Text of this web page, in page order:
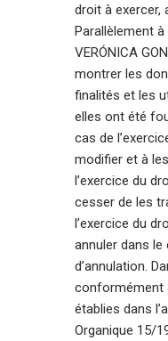
droit à exercer,
Parallèlement à
VERÓNICA
montrer les
finalités et les
elles ont été
cas de
modifier et à
l’exercice du
cesser de les
l’exercice du
annuler dans le
d’annulation.
conformément
établies dans
Organique 15/